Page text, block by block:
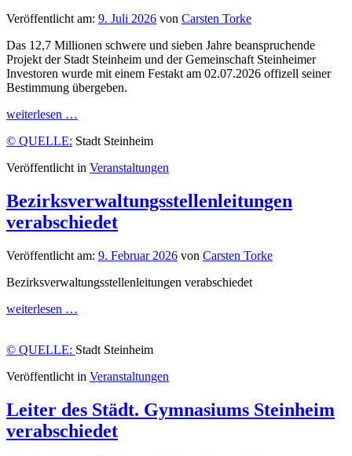
Veröffentlicht am: 9. Juli 2026 von Carsten Torke
Das 12,7 Millionen schwere und sieben Jahre beanspruchende
Projekt der Stadt Steinheim und der Gemeinschaft Steinheimer
Investoren wurde mit einem Festakt am 02.07.2026 offizell seiner
Bestimmung übergeben.
weiterlesen …
© QUELLE: Stadt Steinheim
Veröffentlicht in Veranstaltungen
Bezirksverwaltungsstellenleitungen
verabschiedet
Veröffentlicht am: 9. Februar 2026 von Carsten Torke
Bezirksverwaltungsstellenleitungen verabschiedet
weiterlesen …
© QUELLE: Stadt Steinheim
Veröffentlicht in Veranstaltungen
Leiter des Städt. Gymnasiums Steinheim
verabschiedet